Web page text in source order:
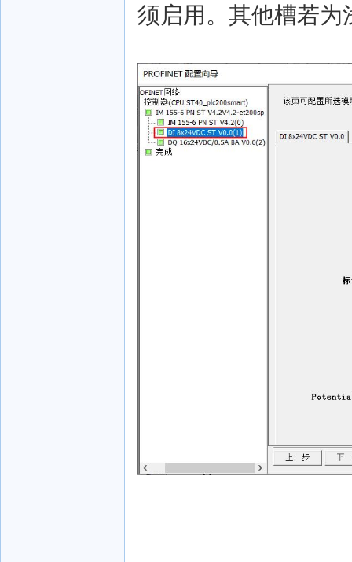
须启用。其他槽若